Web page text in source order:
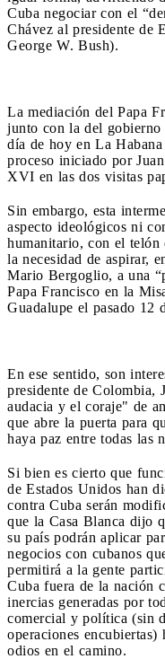
Cuba negociar con el
Chávez al presidente de
George W. Bush).
La mediación del Papa
junto con la del
día de hoy en La
proceso iniciado por
XVI en las dos visitas
Sin embargo, esta
aspecto ideológicos ni
humanitario, con el telón
la necesidad de aspirar,
Mario Bergoglio, a una
Papa Francisco en la
Guadalupe el pasado 12
En ese sentido, son
presidente de Colombia,
audacia y el coraje" de
que abre la puerta para
haya paz entre todas las
Si bien es cierto que
de Estados Unidos han
contra Cuba serán
que la Casa Blanca dijo
su país podrán aplicar
negocios con cubanos
permitirá a la gente
Cuba fuera de la nación
inercias generadas por
comercial y política (sin
operaciones encubiertas)
odios en el camino.